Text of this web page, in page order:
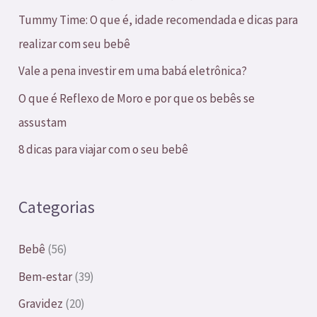
p
o
r
Tummy Time: O que é, idade recomendada e dicas para
realizar com seu bebê
Vale a pena investir em uma babá eletrônica?
O que é Reflexo de Moro e por que os bebês se
assustam
8 dicas para viajar com o seu bebê
Categorias
Bebê (56)
Bem-estar(39)
Gravidez (20)